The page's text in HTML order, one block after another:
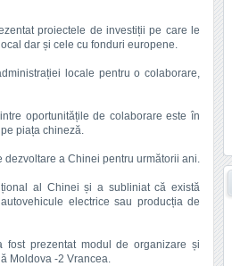
proiectele de investiții pe care le
dar și cele cu fonduri europene.
locale pentru o colaborare,
oportunitățile de colaborare este în
piața chineză.
dezvoltare a Chinei pentru următorii ani.
al Chinei și a subliniat că există
electrice sau producția de
prezentat modul de organizare și
Moldova -2 Vrancea.